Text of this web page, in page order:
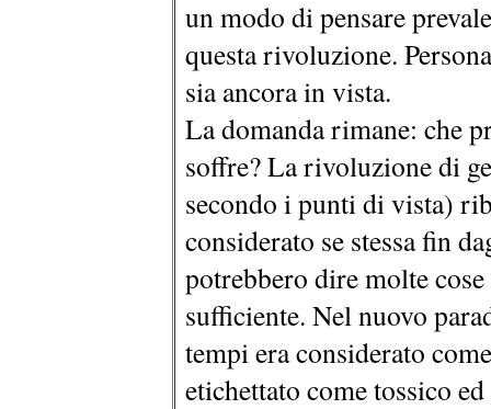
un modo di pensare
questa rivoluzione.
sia ancora in vista.
La domanda rimane: che
soffre? La rivoluzione di
secondo i punti di vista)
considerato se stessa fin
potrebbero dire molte
sufficiente. Nel nuovo
tempi era considerato
etichettato come tossico